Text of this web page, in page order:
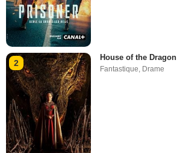
2
House of the Dragon
Fantastique, Drame